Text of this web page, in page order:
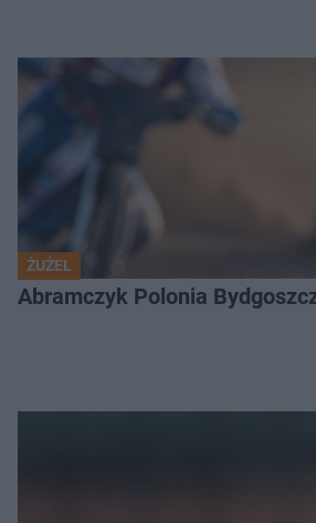
ŻUŻEL
Abramczyk Polonia